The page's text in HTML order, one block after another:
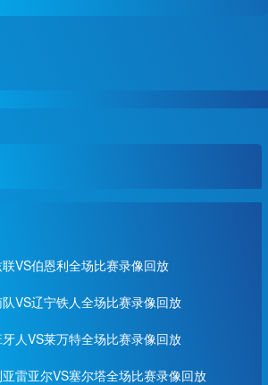
VS伯恩利全场比赛录像回放
VS辽宁铁人全场比赛录像回放
人VS莱万特全场比赛录像回放
雷亚尔VS塞尔塔全场比赛录像回放